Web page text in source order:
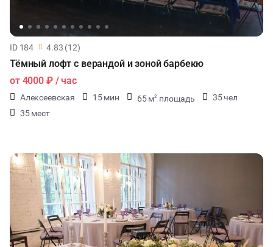
ID 184 4.83 (12)
Тёмный лофт с верандой и зоной барбекю
от 4000 ₽/ час
Алексеевская 15 мин 65 м2 площадь
35 чел
35 мест